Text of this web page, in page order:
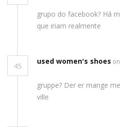
grupo do facebook? Há
que iriam realmente
45
used women's shoes
gruppe? Der er mange
ville